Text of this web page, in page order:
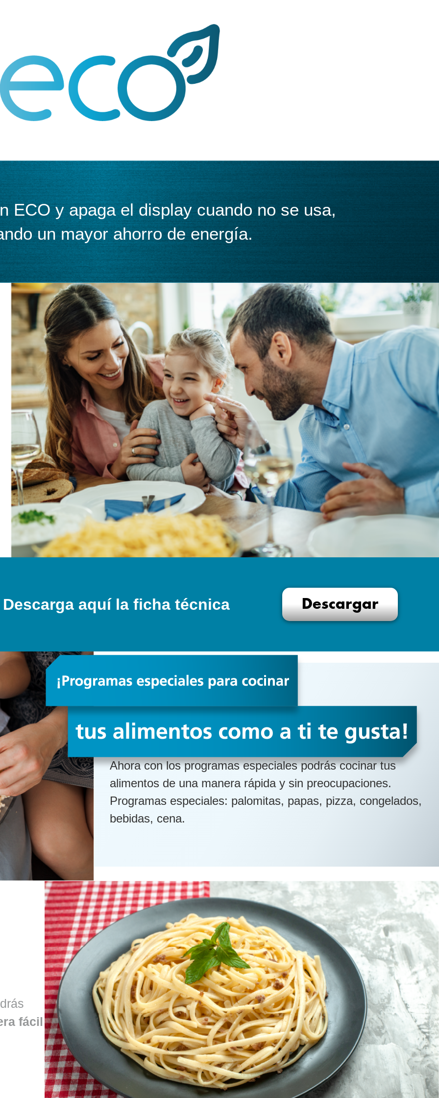
ECO y apaga el display cuando no se usa,
un mayor ahorro de energía.
aquí la ficha técnica Descargar
Ahora con los programas especiales podrás cocinar tus
alimentos de una manera rápida y sin preocupaciones.
Programas especiales: palomitas, papas, pizza, congelados,
bebidas, cena.
fácil